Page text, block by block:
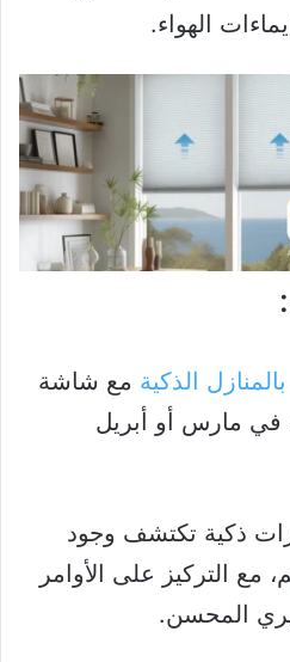
الهواء.
بالمنازل الذكية مع شاشة
في مارس أو أبريل
ذكية تكتشف وجود
التركيز على الأوامر
المحسن.